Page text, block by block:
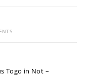
Togo in Not –